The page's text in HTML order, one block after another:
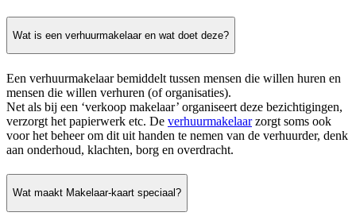
Wat is een verhuurmakelaar en wat doet deze?
Een verhuurmakelaar bemiddelt tussen mensen die willen huren en
mensen die willen verhuren (of organisaties).
Net als bij een ‘verkoop makelaar’ organiseert deze bezichtigingen,
verzorgt het papierwerk etc. De verhuurmakelaarzorgt soms ook
voor het beheer om dit uit handen te nemen van de verhuurder, denk
aan onderhoud, klachten, borg en overdracht.
Wat maakt Makelaar-kaart speciaal?